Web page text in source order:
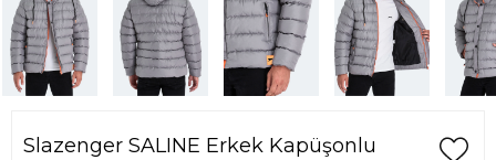
Slazenger SALINE Erkek Kapüşonlu